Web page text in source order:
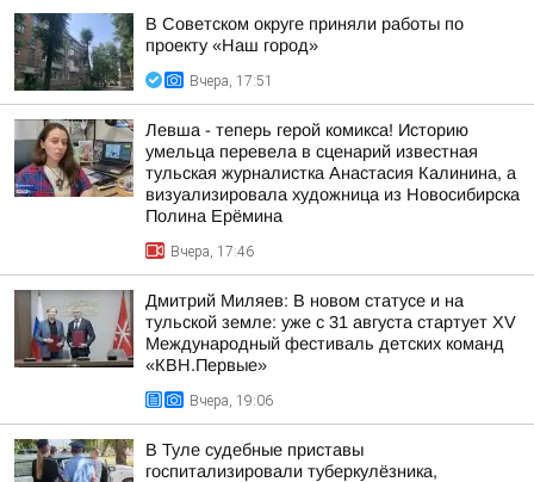
В Советском округе приняли работы по
проекту «Наш город»
Вчера, 17:51
Левша - теперь герой комикса! Историю
умельца перевела в сценарий известная
тульская журналистка Анастасия Калинина, а
визуализировала художница из Новосибирска
Полина Ерёмина
Вчера, 17:46
Дмитрий Миляев: В новом статусе и на
тульской земле: уже с 31 августа стартует XV
Международный фестиваль детских команд
«КВН.Первые»
Вчера, 19:06
В Туле судебные приставы
госпитализировали туберкулёзника,